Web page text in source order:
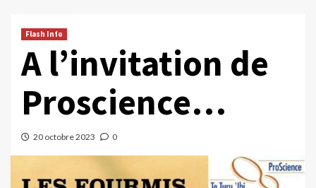
Flash Info
A l’invitation de
Proscience…
20 octobre 2023 0